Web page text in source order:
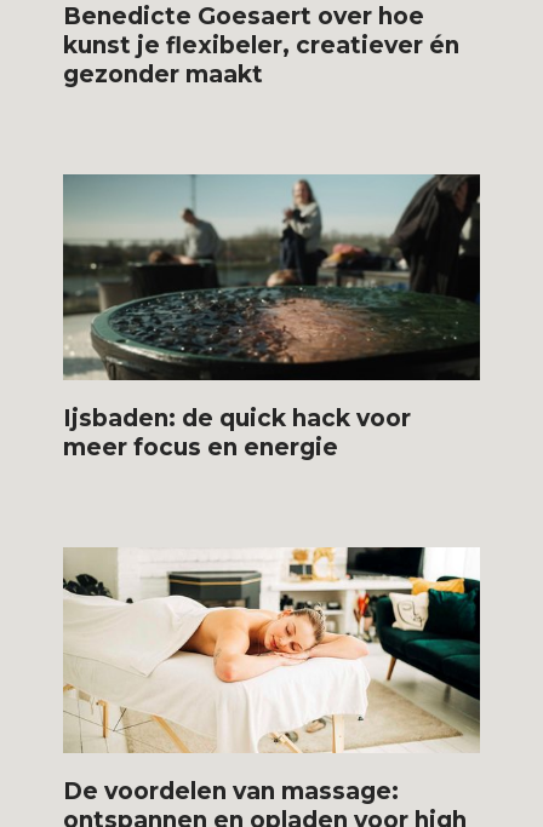
Benedicte Goesaert over hoe
kunst je flexibeler, creatiever én
gezonder maakt
Ijsbaden: de quick hack voor
meer focus en energie
De voordelen van massage:
ontspannen en opladen voor high